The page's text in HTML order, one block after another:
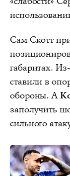
Сам Скотт
габаритах.
ставили в
обороны. А
заполучить
сильного